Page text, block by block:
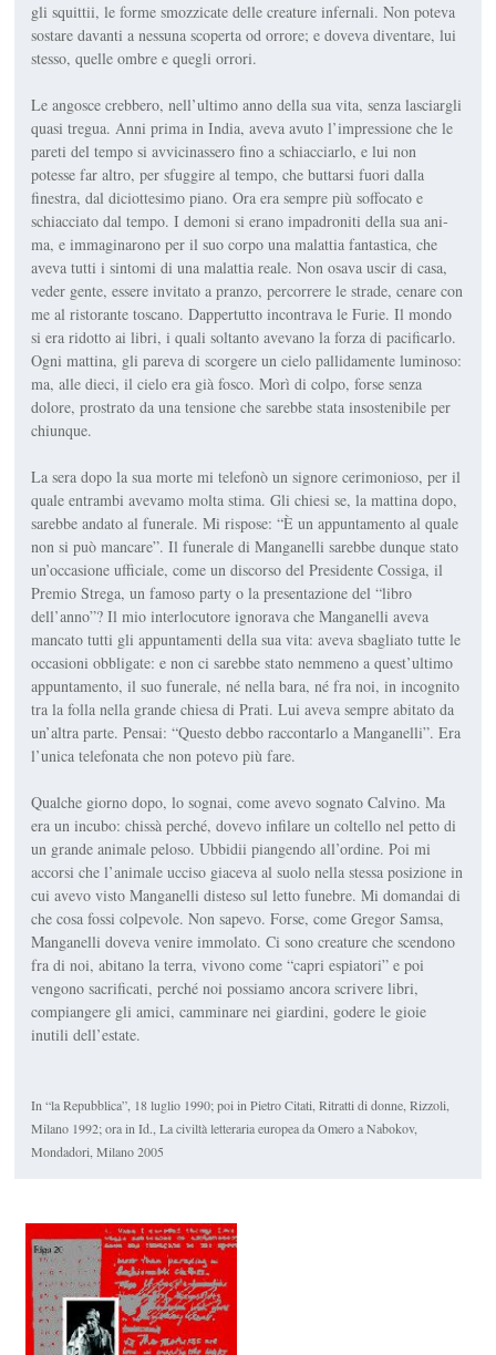
gli squittii, le forme smozzicate delle creatu­re infernali. Non poteva
sostare davanti a nessuna scoperta od orrore; e doveva diventare,lui
stes­so, quelle ombre e quegli orrori.
Le angosce crebbero, nell’ulti­mo anno della sua vita, senza la­sciargli
quasi tregua. Anni prima in India, aveva avuto l’impressio­ne che le
pareti del tempo si avvi­cinassero fino a schiacciarlo, e lui non
potesse far altro, per sfuggire al tempo, che buttarsi fuori dalla
finestra, dal diciottesimo piano. Ora era sempre più soffocato e
schiacciato dal tempo. I demoni si erano impadroniti della sua ani­
ma, e immaginarono per il suo corpo una malattia fantastica, che
aveva tutti i sintomi di una malattia reale. Non osava uscir di casa,
veder gente, essere invitato a pranzo, percorrere le strade, ce­nare con
me al ristorante toscano. Dappertutto incontrava le Fu­rie. Il mondo
si era ridotto ai libri, i quali soltanto avevano la forza di pacificarlo.
Ogni mattina, gli pa­reva di scorgere un cielo pallidamente luminoso:
ma, alle dieci, il cielo era già fosco. Morì di colpo, forse senza
dolore, prostrato da una tensione che sarebbe stata in­sostenibile per
chiunque.
La sera dopo la sua morte mi te­lefonò un signore cerimonioso, per il
quale entrambi avevamo molta stima. Gli chiesi se, la matti­na dopo,
sarebbe andato al fune­rale. Mi rispose: “È un appuntamento al quale
non si può manca­re”. Il funerale di Manganelli sa­rebbe dunque stato
un’occasione ufficiale, come un discorso del Presidente Cossiga, il
Premio Strega, un famosopartyo la pre­sentazione del “libro
dell’anno”? Il mio interlocutore ignorava che Manganelli aveva
mancato tutti gli appuntamenti della sua vita: aveva sbagliato tutte le
occasioni obbligate: e non ci sarebbe stato nemmeno a quest’ultimo
appun­tamento, il suo funerale, né nella bara, né fra noi, in incognito
tra la folla nella grande chiesa di Prati. Lui aveva sempre abitatoda
un’altra parte. Pensai: “Questo debbo raccontarlo a Manganelli”. Era
l’unica telefonata che non po­tevo più fare.
Qualche giorno dopo, lo so­gnai, come avevo sognato Calvino. Ma
era un incubo: chissà perché, dovevo infilare un coltel­lo nel petto di
un grande animale peloso. Ubbidii piangendo all’or­dine. Poi mi
accorsi che l’animale ucciso giaceva al suolo nella stes­sa posizione in
cui avevo visto Manganelli disteso sul letto fune­bre. Mi domandai di
che cosa fossi colpevole. Non sapevo. Forse, come Gregor Samsa,
Manganelli doveva venire immolato. Ci sono creature che scendono
fra di noi, abitano la terra, vivono come “ca­pri espiatori” e poi
vengono sacrificati, perché noi po­ssiamo an­cora scrivere libri,
compiangere gli amici, camminare nei giardi­ni, godere le gioie
inutili dell’estate.
In “la Repubblica”, 18 luglio 1990; poi in Pietro Citati,Ritratti di donne , Rizzoli,
Milano 1992; ora in Id.,La civiltà letteraria europea da Omero a Nabokov,
Mondadori, Milano 2005